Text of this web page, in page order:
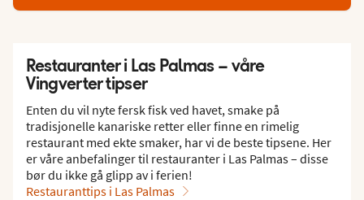
Restauranter i Las Palmas – våre
Vingverter tipser
Enten du vil nyte fersk fisk ved havet, smake på
tradisjonelle kanariske retter eller finne en rimelig
restaurant med ekte smaker, har vi de beste tipsene. Her
er våre anbefalinger til restauranter i Las Palmas – disse
bør du ikke gå glipp av i ferien!
Restauranttips i Las Palmas